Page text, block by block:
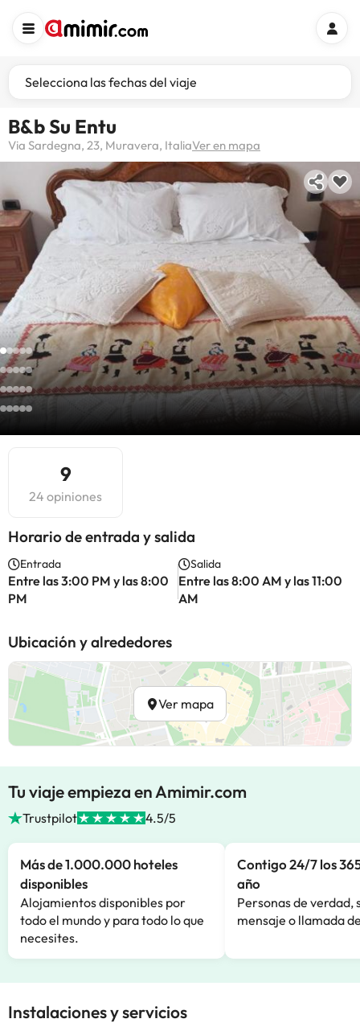
Selecciona las fechas del viaje
B&b Su Entu
Via Sardegna, 23, Muravera, ItaliaVer en mapa
9
24 opiniones
Horario de entrada y salida
Entrada
Entre las 3:00 PM y las 8:00
PM
Salida
Entre las 8:00 AM y las 11:00
AM
Ubicación y alrededores
Ver mapa
Tu viaje empieza en Amimir.com
Trustpilot 4.5/5
Más de 1.000.000 hoteles
disponibles
Alojamientos disponibles por
todo el mundo y para todo lo que
necesites.
Contigo 24/7 los
año
Personas de verdad,
mensaje o llamada
Instalaciones y servicios